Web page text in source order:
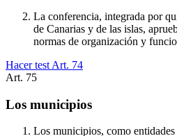
La conferencia, integrada por
de Canarias y de las islas,
normas de organización y
Hacer test Art. 74
Art. 75
Los municipios
Los municipios, como entidades